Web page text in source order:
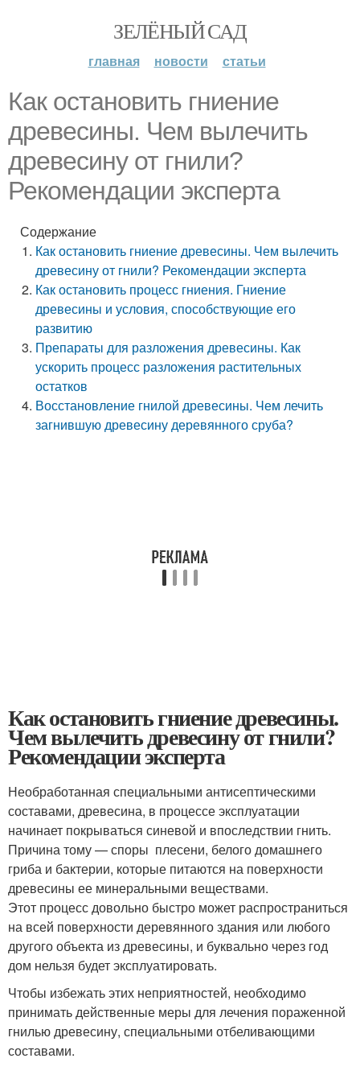
ЗЕЛЁНЫЙ САД
главная новости статьи
Как остановить гниение
древесины. Чем вылечить
древесину от гнили?
Рекомендации эксперта
Содержание
Как остановить гниение древесины. Чем вылечить
древесину от гнили? Рекомендации эксперта
Как остановить процесс гниения. Гниение
древесины и условия, способствующие его
развитию
Препараты для разложения древесины. Как
ускорить процесс разложения растительных
остатков
Восстановление гнилой древесины. Чем лечить
загнившую древесину деревянного сруба?
Как остановить гниение древесины.
Чем вылечить древесину от гнили?
Рекомендации эксперта
Необработанная специальными антисептическими
составами, древесина, в процессе эксплуатации
начинает покрываться синевой и впоследствии гнить.
Причина тому — споры плесени, белого домашнего
гриба и бактерии, которые питаются на поверхности
древесины ее минеральными веществами.
Этот процесс довольно быстро может распространиться
на всей поверхности деревянного здания или любого
другого объекта из древесины, и буквально через год
дом нельзя будет эксплуатировать.
Чтобы избежать этих неприятностей, необходимо
принимать действенные меры для лечения пораженной
гнилью древесину, специальными отбеливающими
составами.